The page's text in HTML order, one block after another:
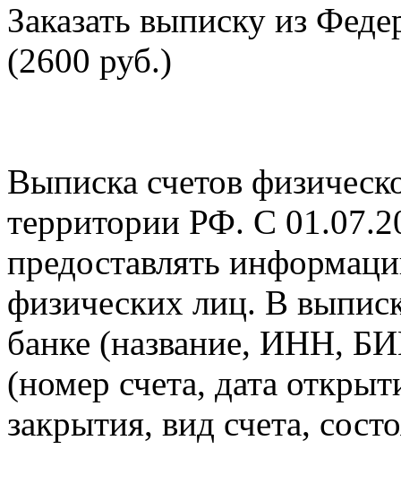
Заказать выписку из
(2600 руб.)
Выписка счетов
территории РФ. С
предоставлять
физических лиц. В
банке (название, ИНН,
(номер счета, дата
закрытия, вид счета,